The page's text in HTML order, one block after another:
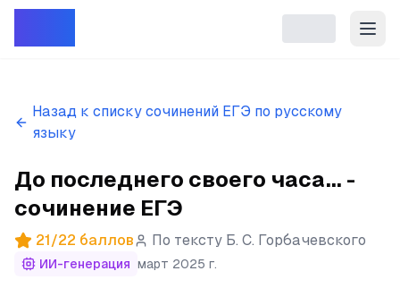
Назад к списку сочинений ЕГЭ по русскому
языку
До последнего своего часа... -
сочинение ЕГЭ
21/22 баллов По тексту Б. С. Горбачевского
ИИ-генерация март 2025 г.